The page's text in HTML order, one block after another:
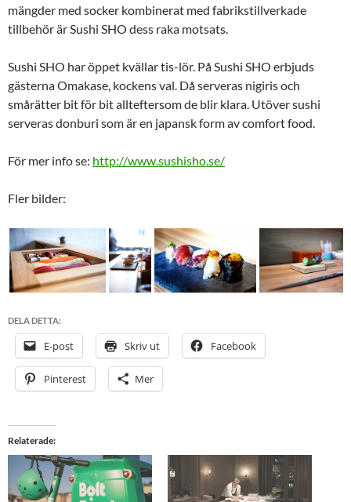
mängder med socker kombinerat med fabrikstillverkade
tillbehör är Sushi SHO dess raka motsats.
Sushi SHO har öppet kvällar tis-lör. På Sushi SHO erbjuds
gästerna Omakase, kockens val. Då serveras nigiris och
smårätter bit för bit allteftersom de blir klara. Utöver sushi
serveras donburi som är en japansk form av comfort food.
För mer info se: http://www.sushisho.se/
Fler bilder:
DELA DETTA:
E-post Skriv ut Facebook
Pinterest Mer
Relaterade